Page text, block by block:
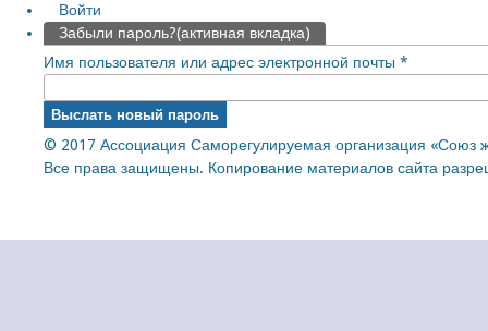
Войти
Забыли пароль?(активная вкладка)
Имя пользователя или адрес электронной почты *
© 2017 Ассоциация Саморегулируемая организация «Союз
Все права защищены. Копирование материалов сайта